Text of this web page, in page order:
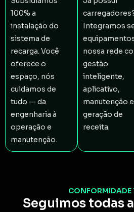
100% a
instalação do
sistema de
recarga. Você
oferece o
espaço, nós
cuidamos de
tudo — da
engenharia à
operação e
manutenção.
Integramos
nossa rede
gestão
inteligente,
aplicativo,
manutenção e
geração de
receita.
CONFORMIDADE
Seguimos todas